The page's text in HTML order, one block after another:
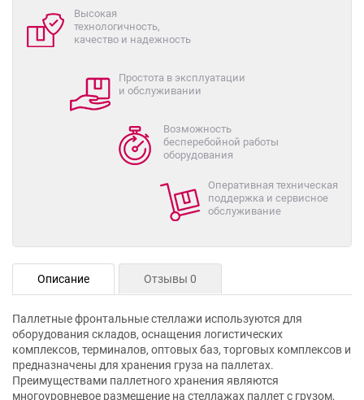
Высокая
технологичность,
качество и надежность
Простота в эксплуатации
и обслуживании
Возможность
бесперебойной работы
оборудования
Оперативная техническая
поддержка и сервисное
обслуживание
Описание Отзывы 0
Паллетные фронтальные стеллажи используются для
оборудования складов, оснащения логистических
комплексов, терминалов, оптовых баз, торговых комплексов и
предназначены для хранения груза на паллетах.
Преимуществами паллетного хранения являются
многоуровневое размещение на стеллажах паллет с грузом,